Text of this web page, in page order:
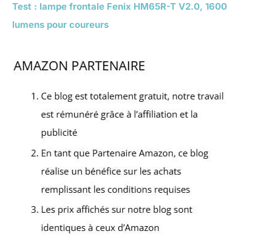
Test : lampe frontale Fenix HM65R-T V2.0, 1600
lumens pour coureurs